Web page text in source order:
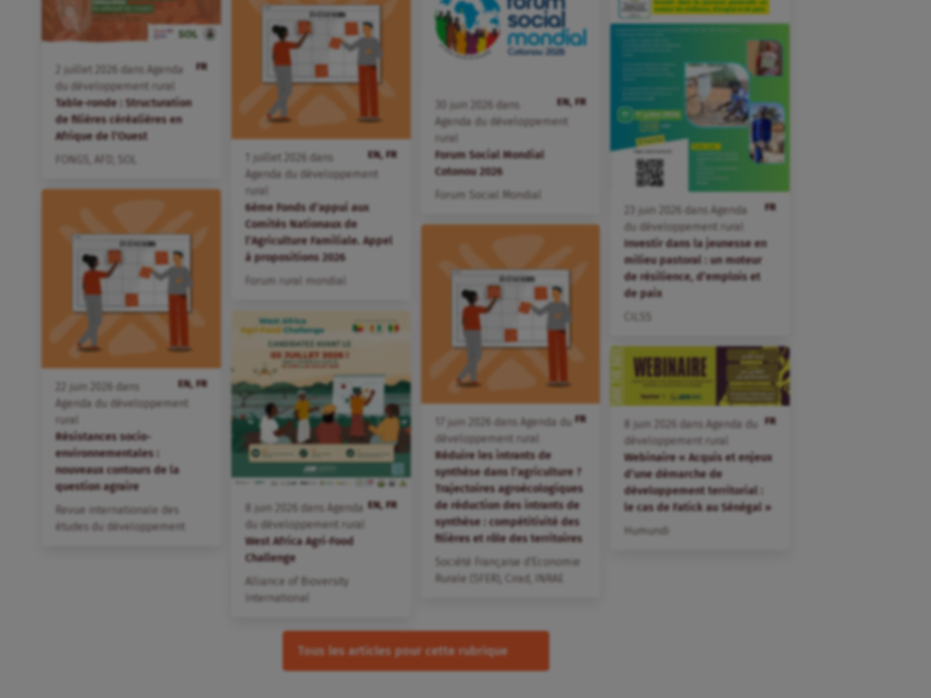
FR
juillet dans
Agenda
du développement rural
Table-ronde : Structuration
de filières céréalières en
Afrique de l’Ouest
FONGS
EN, FR
juillet
dans
Agenda du développement
rural
6ème Fonds d’appui aux
Comités Nationaux de
l’Agriculture Familiale. Appel
à propositions 2026
Forum rural mondial
EN, FR
juin
dans
Agenda du développement
rural
Forum Social Mondial
Cotonou 2026
Forum Social Mondial
FR
juin dans
Agenda
du développement rural
Investir dans la jeunesse en
milieu pastoral : un moteur
de résilience, d’emplois et
de paix
EN, FR
juin
dans
Agenda du développement
rural
Résistances socio-
environnementales :
nouveaux contours de la
question agraire
Revue internationale des
études du développement
FR
juin dans
Agenda du
développement rural
Réduire les intrants de
synthèse dans l’agriculture ?
Trajectoires agroécologiques
de réduction des intrants de
synthèse : compétitivité des
filières et rôle des territoires
Société Française d'Economie
Rurale (SFER)
Cirad INRAE
EN, FR
juin dans
Agenda
du développement rural
West Africa Agri-Food
Challenge
Alliance of Bioversity
International
FR
juin dans
Agenda du
développement rural
Webinaire « Acquis et enjeux
d’une démarche de
développement territorial :
le cas de Fatick au Sénégal »
Humundi
Tous les articles pour cette rubrique